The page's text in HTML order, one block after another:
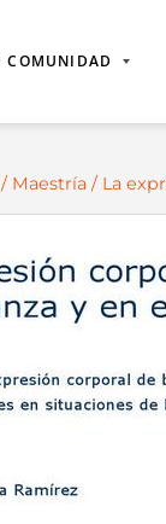
COMUNIDAD
/ Maestría / La